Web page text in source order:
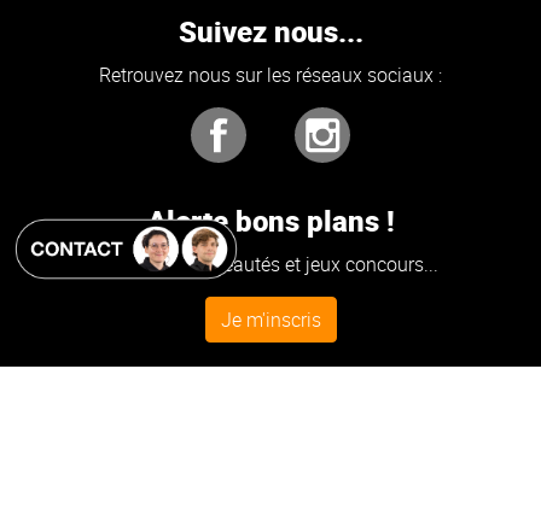
Suivez nous...
Retrouvez nous sur les réseaux sociaux :
Alerte bons plans !
Promos, Nouveautés et jeux concours...
Je m'inscris